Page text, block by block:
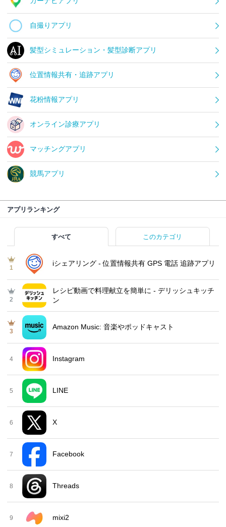
自撮りアプリ
髪型シミュレーション・髪型診断アプリ
位置情報共有・追跡アプリ
花粉情報アプリ
オンライン診療アプリ
マッチングアプリ
競馬アプリ
アプリランキング
すべて このカテゴリ
1
iシェアリング - 位置情報共有 GPS 電話 追跡アプリ
2
レシピ動画で料理献立を簡単‪に - デリッシュキッチ
ン
3
Amazon Music: 音楽やポッドキャスト
4 Instagram
5 LINE
6 X
7 Facebook
8 Threads
9 mixi2